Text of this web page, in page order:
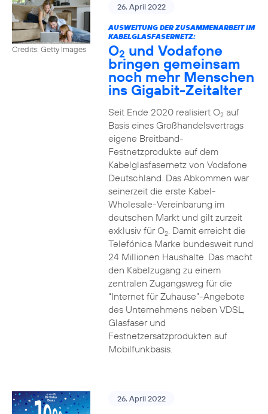
Credits: Getty Images
26. April 2022
AUSWEITUNG DER ZUSAMMENARBEIT IM
KABELGLASFASERNETZ:
O2 und Vodafone
bringen gemeinsam
noch mehr Menschen
ins Gigabit-Zeitalter
Seit Ende 2020 realisiert O2auf
Basis eines Großhandelsvertrags
eigene Breitband-
Festnetzprodukte auf dem
Kabelglasfasernetz von Vodafone
Deutschland. Das Abkommen war
seinerzeit die erste Kabel-
Wholesale-Vereinbarung im
deutschen Markt und gilt zurzeit
exklusiv für O2. Damit erreicht die
Telefónica Marke bundesweit rund
24 Millionen Haushalte. Das macht
den Kabelzugang zu einem
zentralen Zugangsweg für die
“Internet für Zuhause”-Angebote
des Unternehmens neben VDSL,
Glasfaser und
Festnetzersatzprodukten auf
Mobilfunkbasis.
26. April 2022